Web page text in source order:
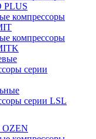
PLUS
компрессоры
компрессоры
серии
серии LSL
OZEN